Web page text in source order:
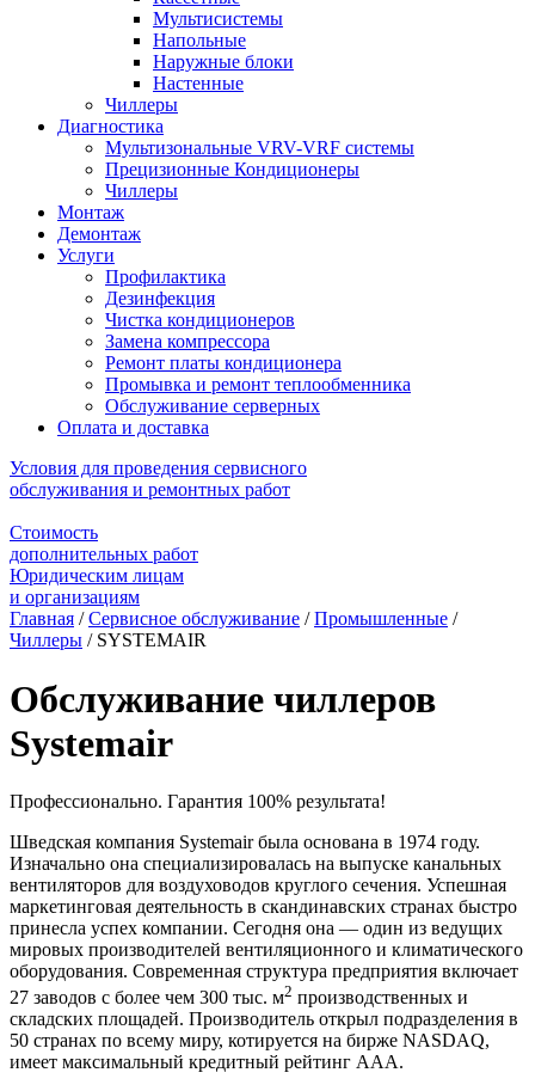
Мультисистемы
Напольные
Наружные блоки
Настенные
Чиллеры
Диагностика
Мультизональные VRV-VRF системы
Прецизионные Кондиционеры
Чиллеры
Монтаж
Демонтаж
Услуги
Профилактика
Дезинфекция
Чистка кондиционеров
Замена компрессора
Ремонт платы кондиционера
Промывка и ремонт теплообменника
Обслуживание серверных
Оплата и доставка
Условия для проведения сервисного
обслуживания и ремонтных работ
Стоимость
дополнительных работ
Юридическим лицам
и организациям
Главная /Сервисное обслуживание /Промышленные /
Чиллеры / SYSTEMAIR
Обслуживание чиллеров
Systemair
Профессионально. Гарантия 100% результата!
Шведская компания Systemair была основана в 1974 году.
Изначально она специализировалась на выпуске канальных
вентиляторов для воздуховодов круглого сечения. Успешная
маркетинговая деятельность в скандинавских странах быстро
принесла успех компании. Сегодня она — один из ведущих
мировых производителей вентиляционного и климатического
оборудования. Современная структура предприятия включает
27 заводов с более чем 300 тыс. м2 производственных и
складских площадей. Производитель открыл подразделения в
50 странах по всему миру, котируется на бирже NASDAQ,
имеет максимальный кредитный рейтинг ААА.